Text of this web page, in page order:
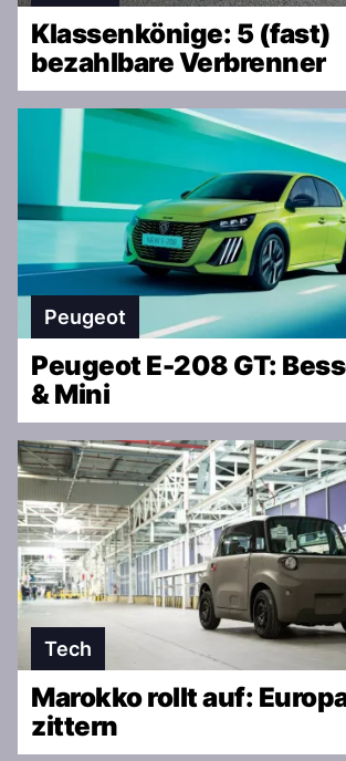
Klassenkönige: 5 (fast)
bezahlbare Verbrenner
Peugeot
Peugeot E-208 GT:
& Mini
Tech
Marokko rollt auf:
zittern